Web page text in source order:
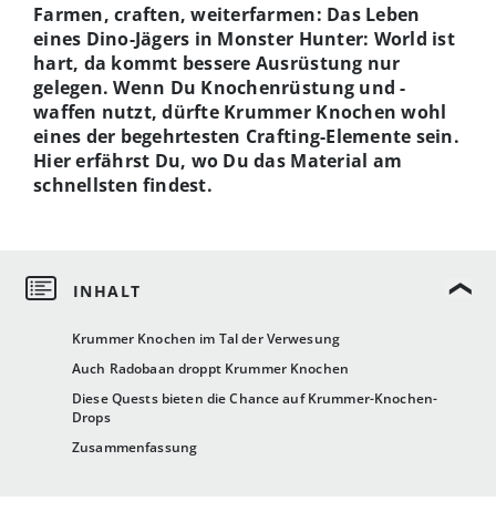
Krummer Knochen im Tal der Verwesung
Auch Radobaan droppt Krummer Knochen
Diese Quests bieten die Chance auf Krummer-Knochen-
Drops
Zusammenfassung
Farmen, craften, weiterfarmen: Das Leben
eines Dino-Jägers in Monster Hunter: World ist
hart, da kommt bessere Ausrüstung nur
gelegen. Wenn Du Knochenrüstung und -
waffen nutzt, dürfte Krummer Knochen wohl
eines der begehrtesten Crafting-Elemente sein.
Hier erfährst Du, wo Du das Material am
schnellsten findest.